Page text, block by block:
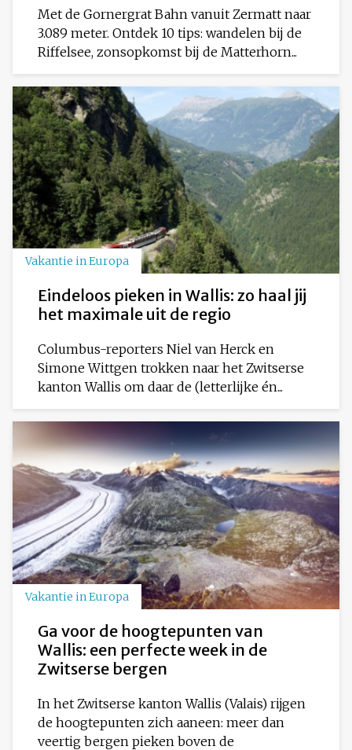
Met de Gornergrat Bahn vanuit Zermatt naar
3.089 meter. Ontdek 10 tips: wandelen bij de
Riffelsee, zonsopkomst bij de Matterhorn...
Vakantie in Europa
Eindeloos pieken in Wallis: zo haal jij
het maximale uit de regio
Columbus-reporters Niel van Herck en
Simone Wittgen trokken naar het Zwitserse
kanton Wallis om daar de (letterlijke én...
Vakantie in Europa
Ga voor de hoogtepunten van
Wallis: een perfecte week in de
Zwitserse bergen
In het Zwitserse kanton Wallis (Valais) rijgen
de hoogtepunten zich aaneen: meer dan
veertig bergen pieken boven de